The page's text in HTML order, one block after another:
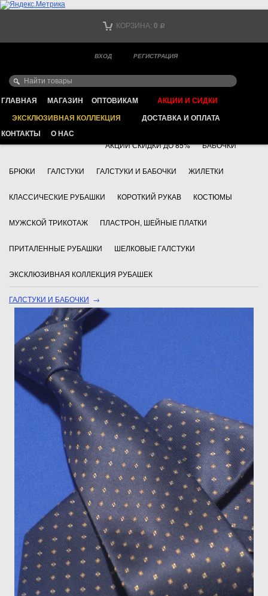
КОРЗИНА: 0 Р
ВХОД РЕГИСТРАЦИЯ
ГЛАВНАЯ МАГАЗИН ОПТОВИКАМ
АКЦИИ И СИДКИ
ЭКСКЛЮЗИВНАЯ КОЛЛЕКЦИЯ
ДОСТАВКА И ОПЛАТА
КОНТАКТЫ
О НАС
Ваш город -
ИНТЕРНЕТ МАГАЗИН КЛАССИЧЕСКОЙ МУЖСКОЙ ОДЕЖДЫ
+7 495 783 69 17 АКСЕССУАРЫ
АКЦИИ СКИДКИ ДО 85% БАБОЧКИ
БРЮКИ ГАЛСТУКИ ГАЛСТУКИ И БАБОЧКИ ЖИЛЕТКИ
КЛАССИЧЕСКИЕ РУБАШКИ КОРОТКИЙ РУКАВ КОСТЮМЫ
МУЖСКОЙ ТРИКОТАЖ ПЛАСТРОН, ШЕЙНЫЕ ПЛАТКИ
ПРИТАЛЕННЫЕ РУБАШКИ ШЕЛКОВЫЕ ГАЛСТУКИ
ЭКСКЛЮЗИВНАЯ КОЛЛЕКЦИЯ РУБАШЕК
ГАЛСТУКИ И БАБОЧКИ →